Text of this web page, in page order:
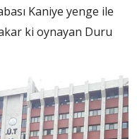
Kaniye yenge ile
ki oynayan Duru